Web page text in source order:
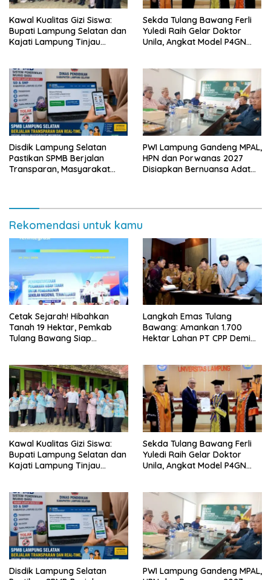
Kawal Kualitas Gizi Siswa:
Bupati Lampung Selatan dan
Kajati Lampung Tinjau
Sekda Tulang Bawang Ferli
Yuledi Raih Gelar Doktor
Unila, Angkat Model P4GN
Disdik Lampung Selatan
Pastikan SPMB Berjalan
Transparan, Masyarakat
PWI Lampung Gandeng MPAL,
HPN dan Porwanas 2027
Disiapkan Bernuansa Adat
Rekomendasi untuk kamu
Cetak Sejarah! Hibahkan
Tanah 19 Hektar, Pemkab
Tulang Bawang Siap
Lampung
Langkah Emas Tulang
Bawang: Amankan 1.700
Hektar Lahan PT CPP Demi
Kawal Kualitas Gizi Siswa:
Bupati Lampung Selatan dan
Kajati Lampung Tinjau
Sekda Tulang Bawang Ferli
Yuledi Raih Gelar Doktor
Unila, Angkat Model P4GN
Disdik Lampung Selatan
PWI Lampung Gandeng MPAL,